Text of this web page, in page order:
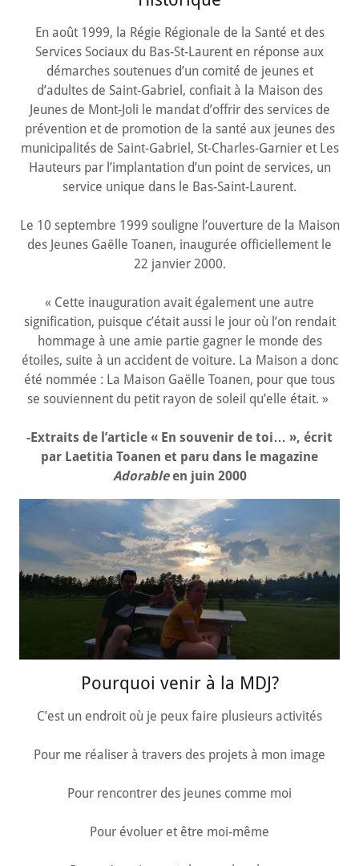
En août 1999, la Régie Régionale de la Santé et des
Services Sociaux du Bas-St-Laurent en réponse aux
démarches soutenues d’un comité de jeunes et
d’adultes de Saint-Gabriel, confiait à la Maison des
Jeunes de Mont-Joli le mandat d’offrir des services de
prévention et de promotion de la santé aux jeunes des
municipalités de Saint-Gabriel, St-Charles-Garnier et Les
Hauteurs par l’implantation d’un point de services, un
service unique dans le Bas-Saint-Laurent.
Le 10 septembre 1999 souligne l’ouverture de la Maison
des Jeunes Gaëlle Toanen, inaugurée officiellement le
22 janvier 2000.
« Cette inauguration avait également une autre
signification, puisque c’était aussi le jour où l’on rendait
hommage à une amie partie gagner le monde des
étoiles, suite à un accident de voiture. La Maison a donc
été nommée : La Maison Gaëlle Toanen, pour que tous
se souviennent du petit rayon de soleil qu’elle était. »
-Extraits de l’article « En souvenir de toi… », écrit
par Laetitia Toanen et paru dans le magazine
Adorableen juin 2000
Pourquoi venir à la MDJ?
C’est un endroit où je peux faire plusieurs activités
Pour me réaliser à travers des projets à mon image
Pour rencontrer des jeunes comme moi
Pour évoluer et être moi-même